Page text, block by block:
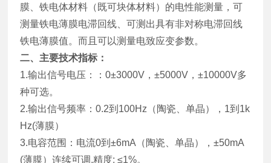
膜、铁电体材料（既可块体材料）的电性能测量，可
测量铁电薄膜电滞回线、可测出具有非对称电滞回线
铁电薄膜值。而且可以测量电致应变参数。
二、主要技术指标：
1.输出信号电压：：0±3000V，±5000V，±10000V多
种可选。
2.输出信号频率：0.2到100Hz（陶瓷、单晶），1到1k
Hz(薄膜）
3.电容范围：电流0到±6mA（陶瓷、单晶），±50mA
(薄膜）连续可调,精度: ≤1%。